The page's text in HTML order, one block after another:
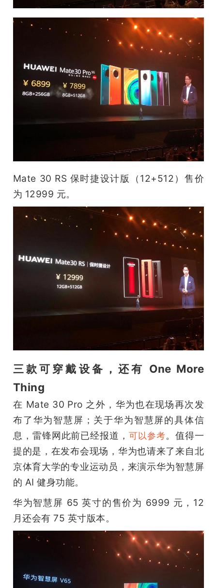
Mate 30 RS 保时捷设计版（12+512）售价
为 12999 元。
三款可穿戴设备，还有 One More
Thing
在 Mate 30 Pro 之外，华为也在现场再次发
布了华为智慧屏；关于华为智慧屏的具体信
息，雷锋网此前已经报道，可以参考。值得一
提的是，在发布会现场，华为也请来了来自北
京体育大学的专业运动员，来演示华为智慧屏
的 AI 健身功能。
华为智慧屏 65 英寸的售价为 6999 元，12
月还会有 75 英寸版本。